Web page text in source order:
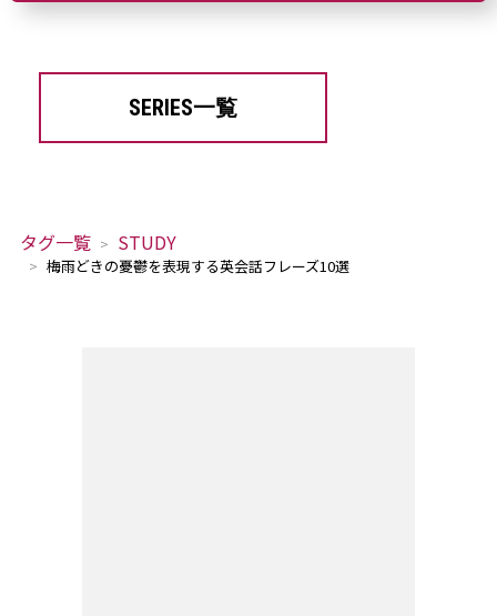
SERIES一覧
タグ一覧 STUDY
梅雨どきの憂鬱を表現する英会話フレーズ10選